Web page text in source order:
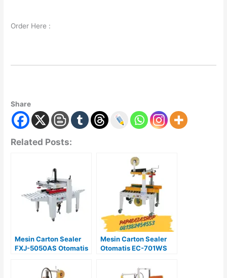
Order Here :
Share
Related Posts:
Mesin Carton Sealer
FXJ-5050AS Otomatis
Mesin Carton Sealer
Otomatis EC-701WS